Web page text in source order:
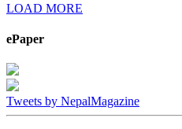
LOAD MORE
ePaper
Tweets by NepalMagazine